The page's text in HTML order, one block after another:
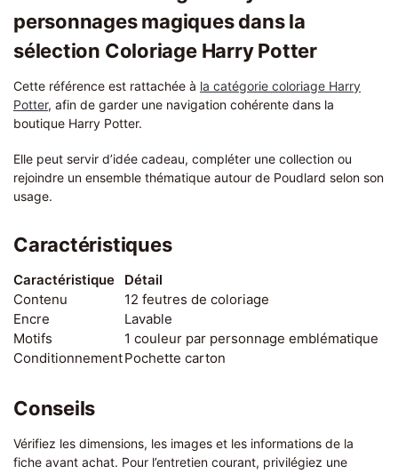
personnages magiques dans la
sélection Coloriage Harry Potter
Cette référence est rattachée à la catégorie coloriage Harry
Potter, afin de garder une navigation cohérente dans la
boutique Harry Potter.
Elle peut servir d’idée cadeau, compléter une collection ou
rejoindre un ensemble thématique autour de Poudlard selon son
usage.
Caractéristiques
Caractéristique
Détail
Contenu
12 feutres de coloriage
Encre
Lavable
Motifs
1 couleur par personnage emblématique
ConditionnementPochette carton
Conseils
Vérifiez les dimensions, les images et les informations de la
fiche avant achat. Pour l’entretien courant, privilégiez une